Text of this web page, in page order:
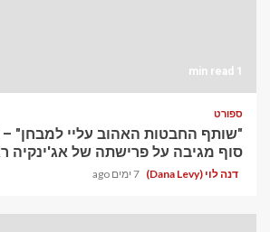
1 min read
ספורט
"שותף החבטות האהוב עליי למבחן" –
סוף מגיבה על פרישתה של אג'ינקיה
דנה לוי (Dana Levy) 7 ימים ago